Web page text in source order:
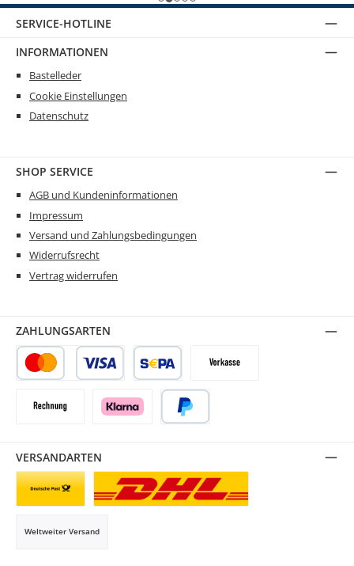
SERVICE-HOTLINE
INFORMATIONEN
Bastelleder
Cookie Einstellungen
Datenschutz
SHOP SERVICE
AGB und Kundeninformationen
Impressum
Versand und Zahlungsbedingungen
Widerrufsrecht
Vertrag widerrufen
VERSANDARTEN
Weltweiter Versand
ZAHLUNGSARTEN
SEPA LastschriftVorkasse